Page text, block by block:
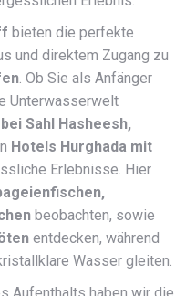
bieten die perfekte
und direktem Zugang zu
. Ob Sie als Anfänger
Unterwasserwelt
Sahl Hasheesh,
Hotels Hurghada mit
Erlebnisse. Hier
beobachten, sowie
entdecken, während
Wasser gleiten.